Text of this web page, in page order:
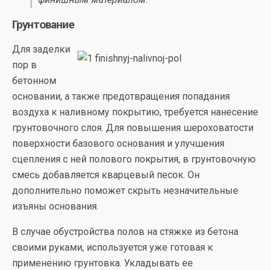
Грунтование
Для заделки
пор в
бетонном
основании, а также предотвращения попадания
воздуха к наливному покрытию, требуется нанесение
грунтовочного слоя. Для повышения шероховатости
поверхности базового основания и улучшения
сцепления с ней полового покрытия, в грунтовочную
смесь добавляется кварцевый песок. Он
дополнительно поможет скрыть незначительные
изъяны основания.
В случае обустройства полов на стяжке из бетона
своими руками, используется уже готовая к
применению грунтовка. Укладывать ее